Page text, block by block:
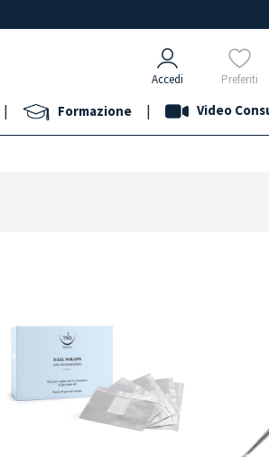
Accedi Preferiti
| Formazione | Video